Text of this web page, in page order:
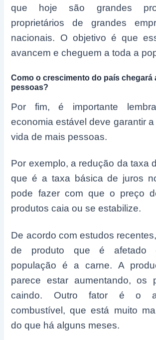
que hoje são grandes
proprietários de grandes
nacionais. O objetivo é que
avancem e cheguem a toda a
Como o crescimento do país chegará
pessoas?
Por fim, é importante
economia estável deve garantir
vida de mais pessoas.
Por exemplo, a redução da taxa
que é a taxa básica de juros
pode fazer com que o preço
produtos caia ou se estabilize.
De acordo com estudos
de produto que é afetado
população é a carne. A
parece estar aumentando, os
caindo. Outro fator é o
combustível, que está muito
do que há alguns meses.